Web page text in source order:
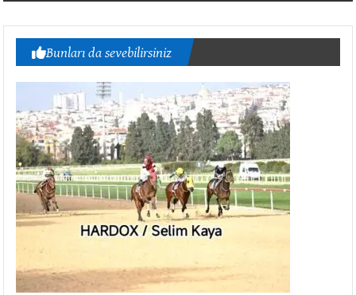
Bunları da sevebilirsiniz